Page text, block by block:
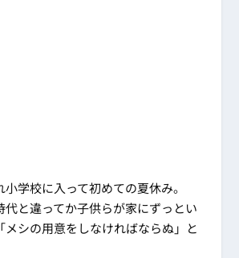
学校に入って初めての夏休み。
代と違ってか子供らが家にずっとい
メシの用意をしなければならぬ」と